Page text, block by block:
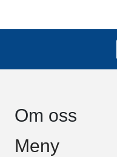
Om oss
Dykkerservice Nord AS
Meny